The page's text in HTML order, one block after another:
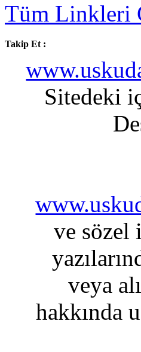
Tüm Linkleri
Takip Et :
Sitedeki
ve sözel
veya
hakkında